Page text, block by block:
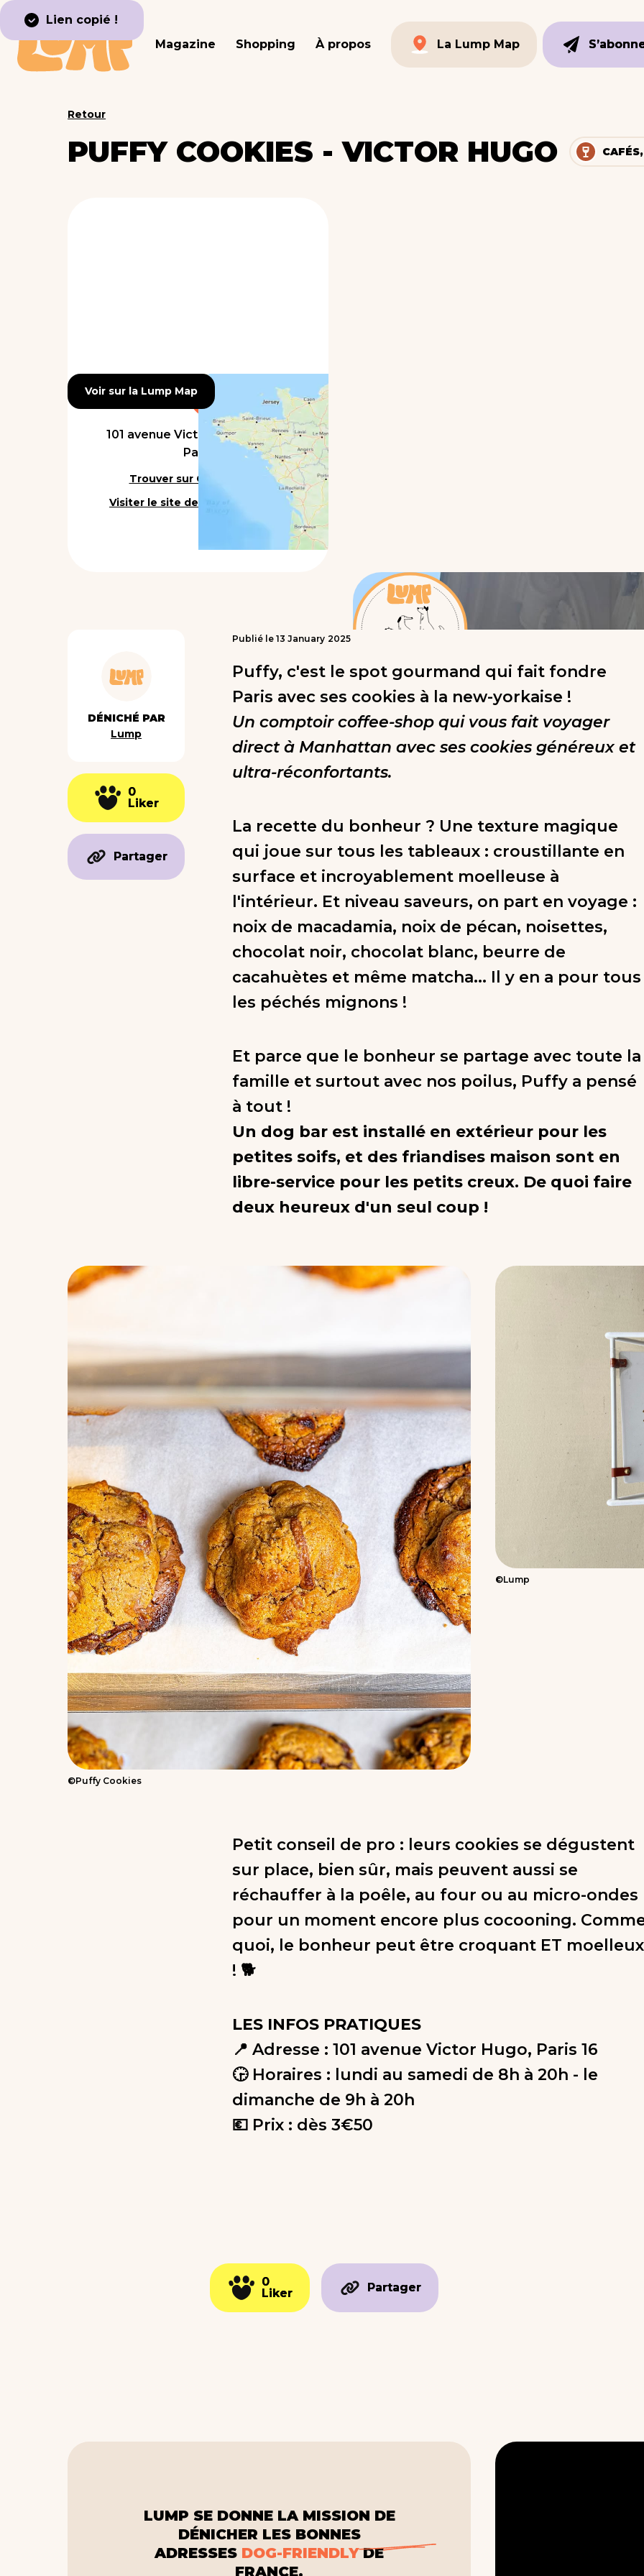
Magazine Shopping À propos
La Lump Map
Lien copié !
Retour
PUFFY COOKIES - VICTOR HUGO
Voir sur la Lump Map
Voir sur la Lump Map
101 avenue Victor Hugo, 75016,
Paris
Trouver sur Google Maps
Visiter le site de l'établissement
DÉNICHÉ PAR
Lump
0
Liker
0
Liker
Partager
Partager
Publié le 13 January 2025
Puffy, c'est le spot gourmand qui fait fondre
Paris avec ses cookies à la new-yorkaise !
Un comptoir coffee-shop qui vous fait voyager
direct à Manhattan avec ses cookies généreux et
ultra-réconfortants.
La recette du bonheur ? Une texture magique
qui joue sur tous les tableaux : croustillante en
surface et incroyablement moelleuse à
l'intérieur. Et niveau saveurs, on part en voyage :
noix de macadamia, noix de pécan, noisettes,
chocolat noir, chocolat blanc, beurre de
cacahuètes et même matcha... Il y en a pour tous
les péchés mignons !
Et parce que le bonheur se partage avec toute la
famille et surtout avec nos poilus, Puffy a pensé
à tout !
Un dog bar est installé en extérieur pour les
petites soifs, et des friandises maison sont en
libre-service pour les petits creux. De quoi faire
deux heureux d'un seul coup !
©Puffy Cookies
©Lump
Petit conseil de pro : leurs cookies se dégustent
sur place, bien sûr, mais peuvent aussi se
réchauffer à la poêle, au four ou au micro-ondes
pour un moment encore plus cocooning.
quoi, le bonheur peut être croquant ET moelleux
! 🐕
LES INFOS PRATIQUES
📍 Adresse : 101 avenue Victor Hugo, Paris 16
🕞 Horaires : lundi au samedi de 8h à 20h - le
dimanche de 9h à 20h
💶 Prix : dès 3€50
0
Liker
0
Liker
Partager
Partager
LUMP SE DONNE LA MISSION DE
DÉNICHER LES BONNES
ADRESSES DOG-FRIENDLYDE
FRANCE.